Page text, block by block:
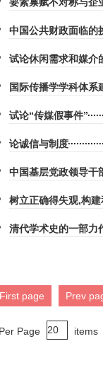
中国公共财政面临的
试论休闲需求和媒介
国际传播学学科体系
试论“传媒假事件”
论诚信与制度
中国基层党政领导干
树立正确得失观,构
清代学术史的一部
First page Prev
Per Page items